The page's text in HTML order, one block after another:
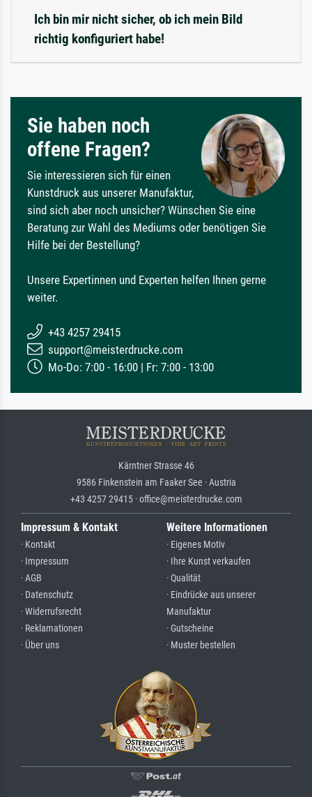
Ich bin mir nicht sicher, ob ich mein Bild
richtig konfiguriert habe!
Sie haben noch
offene Fragen?
Sie interessieren sich für einen
Kunstdruck aus unserer Manufaktur,
sind sich aber noch unsicher? Wünschen Sie eine
Beratung zur Wahl des Mediums oder benötigen Sie
Hilfe bei der Bestellung?
Unsere Expertinnen und Experten helfen Ihnen gerne
weiter.
+43 4257 29415
support@meisterdrucke.com
Mo-Do: 7:00 - 16:00 | Fr: 7:00 - 13:00
Kärntner Strasse 46
9586 Finkenstein am Faaker See · Austria
+43 4257 29415 · office@meisterdrucke.com
Impressum & Kontakt
· Kontakt
· Impressum
· AGB
· Datenschutz
· Widerrufsrecht
· Reklamationen
· Über uns
Weitere Informationen
· Eigenes Motiv
· Ihre Kunst verkaufen
· Qualität
· Eindrücke aus unserer
Manufaktur
· Gutscheine
· Muster bestellen